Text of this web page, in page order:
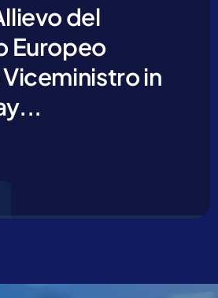
del
Europeo
in